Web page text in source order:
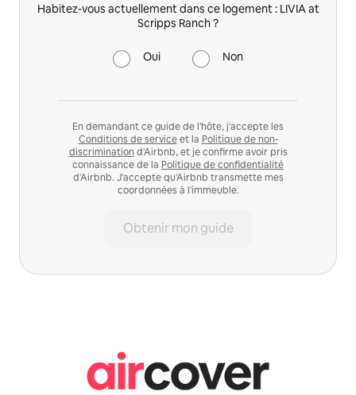
Habitez-vous actuellement dans ce logement : LIVIA at
Scripps Ranch ?
Oui Non
En demandant ce guide de l'hôte, j'accepte les
Conditions de serviceet la Politique de non-
discrimination d'Airbnb, et je confirme avoir pris
connaissance de la Politique de confidentialité
d'Airbnb. J'accepte qu'Airbnb transmette mes
coordonnées à l'immeuble.
Obtenir mon guide